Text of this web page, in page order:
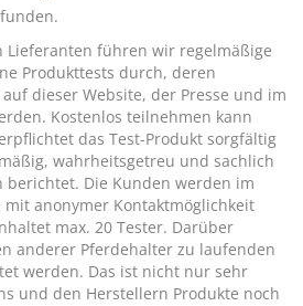
Lieferanten führen wir regelmäßige
Produkttests durch, deren
dieser Website, der Presse und im
Kostenlos teilnehmen kann
das Test-Produkt sorgfältig
wahrheitsgetreu und sachlich
berichtet. Die Kunden werden im
anonymer Kontaktmöglichkeit
max. 20 Tester. Darüber
anderer Pferdehalter zu laufenden
werden. Das ist nicht nur sehr
und den Herstellern Produkte noch